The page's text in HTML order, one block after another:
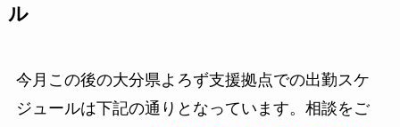
ル
今月この後の大分県よろず支援拠点での出勤スケ
ジュールは下記の通りとなっています。相談をご